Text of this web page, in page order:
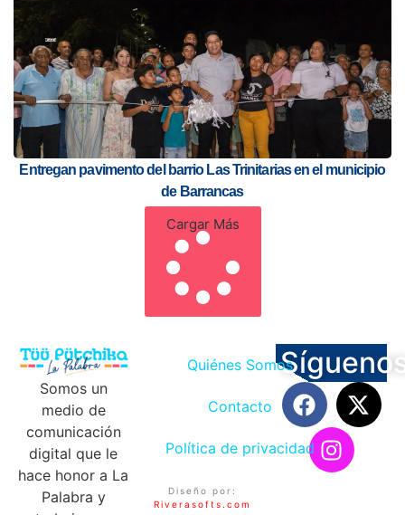
Entregan pavimento del barrio Las Trinitarias en el municipio
de Barrancas
Cargar Más
Somos un
medio de
comunicación
digital que le
hace honor a La
Palabra y
Quiénes Somos
Contacto
Política de privacidad
Diseño por:
Riverasofts.com